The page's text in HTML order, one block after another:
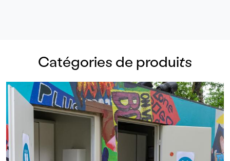
Catégories de produits
Image